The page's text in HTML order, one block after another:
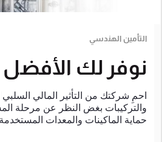
التأمين الهندسي
نوفر لك الأفضل
احمِ شركتك من التأثير المالي السلبي
والتركيبات بغض النظر عن مرحلة
حماية الماكينات والمعدات المستخدمة.